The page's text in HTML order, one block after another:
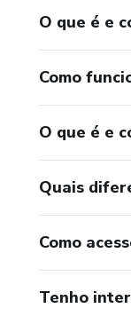
O que é e
Como
O que é e
Quais
Como
Tenho